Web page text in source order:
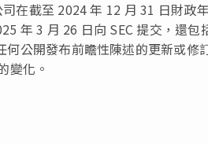
在截至 2024 年 12 月 31 日財政
年 3 月 26 日向 SEC 提交，還
公開發布前瞻性陳述的更新或
變化。